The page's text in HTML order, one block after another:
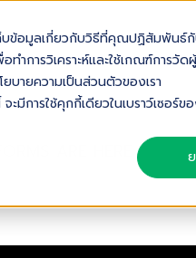
ข้อมูลเกี่ยวกับวิธีที่คุณปฏิสัมพันธ์กั
การวิเคราะห์และใช้เกณฑ์การวั
บายความเป็นส่วนตัวของเรา
การใช้คุกกี้เดียวในเบราว์เซอร์
US SOLUTIONS